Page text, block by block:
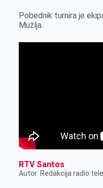
Pobednik turnira je
Mužlja.
RTV Santos
Autor: Redakcija radio